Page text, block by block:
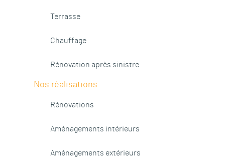
Terrasse
Chauffage
Rénovation après sinistre
Nos réalisations
Rénovations
Aménagements intérieurs
Aménagements extérieurs